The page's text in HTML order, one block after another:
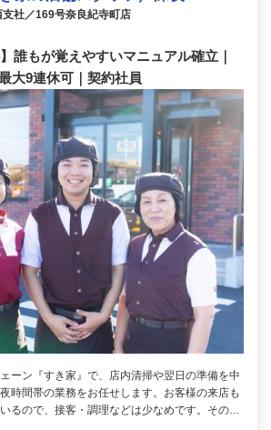
社／169号奈良紀寺町店
誰もが覚えやすいマニュアル確立｜
大9連休可｜契約社員
ーン『すき家』で、店内清掃や翌日の準備を中
時間帯の業務をお任せします。お客様の来店も
るので、接客・調理などは少なめです。その…